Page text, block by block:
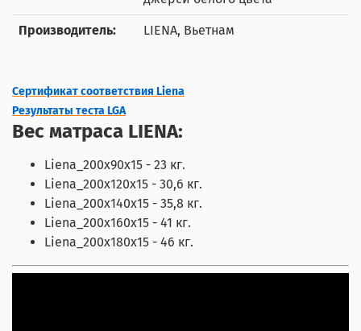
Производитель: LIENA, Вьетнам
Сертификат соответствия Liena
Результаты теста LGA
Вес матраса LIENA:
Liena_200x90x15 - 23 кг.
Liena_200x120x15 - 30,6 кг.
Liena_200x140x15 - 35,8 кг.
Liena_200x160x15 - 41 кг.
Liena_200x180x15 - 46 кг.